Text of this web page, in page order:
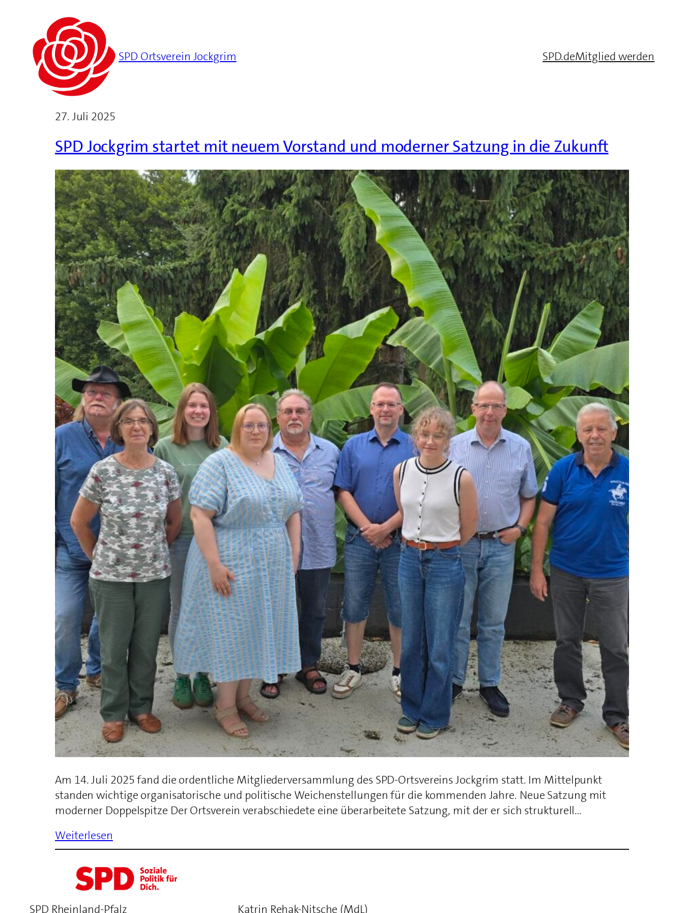
SPD Ortsverein Jockgrim SPD.deMitglied werden
27. Juli 2025
SPD Jockgrim startet mit neuem Vorstand und moderner Satzung in die Zukunft
Am 14. Juli 2025 fand die ordentliche Mitgliederversammlung des SPD-Ortsvereins Jockgrim statt. Im Mittelpunkt
standen wichtige organisatorische und politische Weichenstellungen für die kommenden Jahre. Neue Satzung mit
moderner Doppelspitze Der Ortsverein verabschiedete eine überarbeitete Satzung, mit der er sich strukturell…
Weiterlesen
SPD Rheinland-Pfalz Katrin Rehak-Nitsche (MdL)